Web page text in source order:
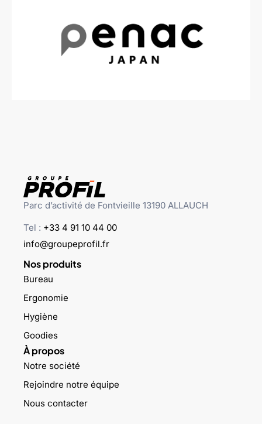
Parc d’activité de Fontvieille 13190 ALLAUCH
Tel : +33 4 91 10 44 00
info@groupeprofil.fr
Nos produits
Bureau
Ergonomie
Hygiène
Goodies
À propos
Notre société
Rejoindre notre équipe
Nous contacter